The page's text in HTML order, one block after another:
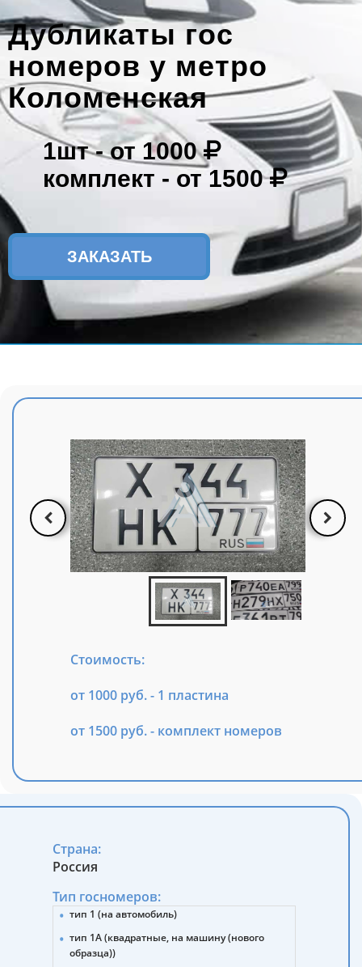
Дубликаты гос
номеров у метро
Коломенская
1шт -от 1000
комплект - от 1500
ЗАКАЗАТЬ
Стоимость:
от 1000 руб. - 1 пластина
от 1500 руб. - комплект номеров
Страна:
Россия
Тип госномеров:
тип 1 (на автомобиль)
тип 1А (квадратные, на машину (нового
образца))